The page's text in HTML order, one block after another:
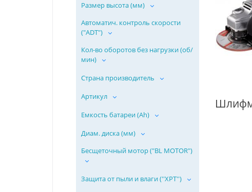
Размер высота (мм)
Автоматич. контроль скорости
("ADT")
Кол-во оборотов без нагрузки (об/
мин)
Страна производитель
Артикул
Емкость батареи (Ah)
Диам. диска (мм)
Бесщеточный мотор ("BL MOTOR")
Защита от пыли и влаги (''ХPT'')